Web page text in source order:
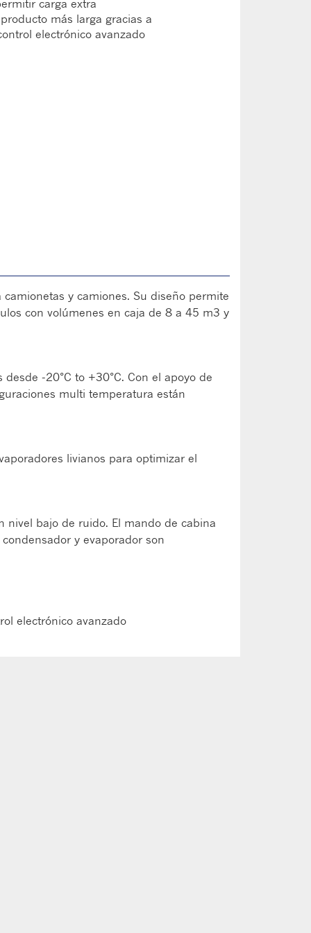
carga extra
más larga gracias a
electrónico avanzado
y camiones. Su diseño permite
con volúmenes en caja de 8 a 45 m3 y
-20°C to +30°C. Con el apoyo de
multi temperatura están
livianos para optimizar el
nivel bajo de ruido. El mando de cabina
y evaporador son
electrónico avanzado